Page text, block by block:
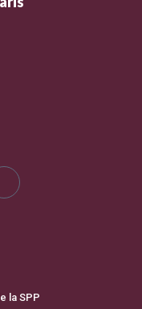
la SPP